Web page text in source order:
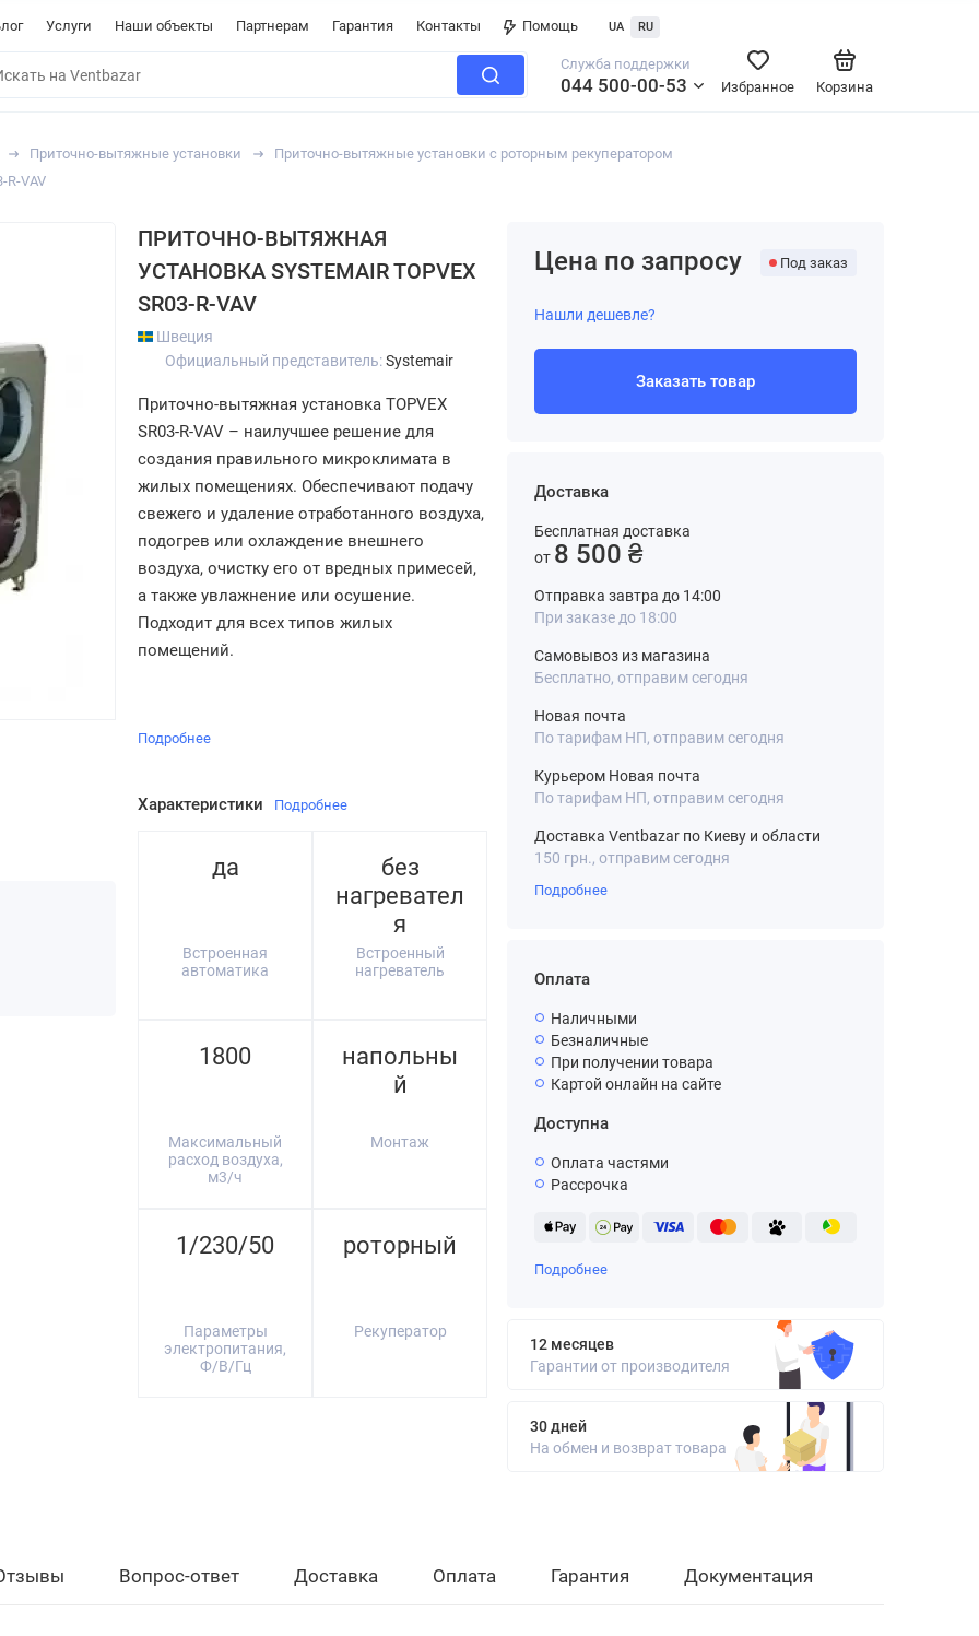
Услуги Наши объекты Партнерам Гарантия Контакты Помощь UA RU
Служба поддержки
044 500-00-53 Корзина
Избранное
Приточно-вытяжные установки
Приточно-вытяжные установки с роторным рекуператором
R-VAV
ПРИТОЧНО-ВЫТЯЖНАЯ
УСТАНОВКА SYSTEMAIR TOPVEX
SR03-R-VAV
Швеция
Официальный представитель:Systemair
Приточно-вытяжная установка TOPVEX
SR03-R-VAV – наилучшее решение для
создания правильного микроклимата в
жилых помещениях. Обеспечивают подачу
свежего и удаление отработанного воздуха,
подогрев или охлаждение внешнего
воздуха, очистку его от вредных примесей,
а также увлажнение или осушение.
Подходит для всех типов жилых
помещений.
Подробнее
Характеристики Подробнее
да
Встроенная
автоматика
без
нагревател
я
Встроенный
нагреватель
1800
Максимальный
расход воздуха,
м3/ч
напольны
й
Монтаж
1/230/50
Параметры
электропитания,
Ф/В/Гц
роторный
Рекуператор
Цена по запросу Под заказ
Нашли дешевле?
Заказать товар
Доставка
Бесплатная доставка
от 8 500 ₴
Отправка завтра до 14:00
При заказе до 18:00
Самовывоз из магазина
Бесплатно, отправим сегодня
Новая почта
По тарифам НП, отправим сегодня
Курьером Новая почта
По тарифам НП, отправим сегодня
Доставка Ventbazar по Киеву и области
150 грн., отправим сегодня
Подробнее
Оплата
Наличными
Безналичные
При получении товара
Картой онлайн на сайте
Доступна
Оплата частями
Рассрочка
Подробнее
12 месяцев
Гарантии от производителя
30 дней
На обмен и возврат товара
Вопрос-ответ Доставка Оплата Гарантия Документация